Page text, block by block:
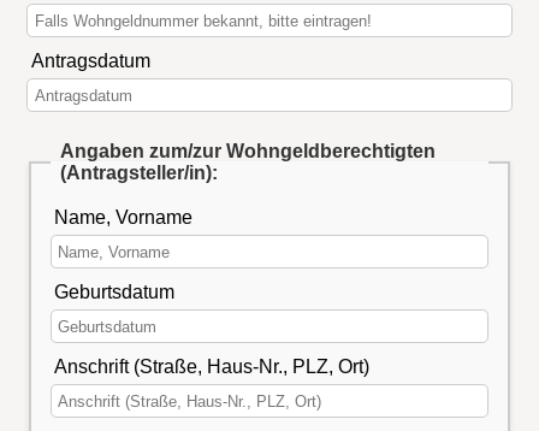
Antragsdatum
Angaben zum/zur Wohngeldberechtigten
(Antragsteller/in):
Name, Vorname
Geburtsdatum
Anschrift (Straße, Haus-Nr., PLZ, Ort)